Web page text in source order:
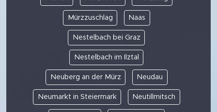
Mürzzuschlag Naas
Nestelbach bei Graz
Nestelbach im Ilztal
Neuberg an der Mürz Neudau
Neumarkt in Steiermark Neutillmitsch